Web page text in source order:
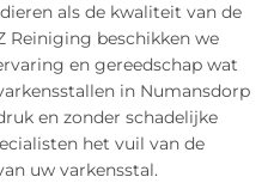
als de kwaliteit van de
Reiniging beschikken we
en gereedschap wat
in Numansdorp
en zonder schadelijke
het vuil van de
uw varkensstal.